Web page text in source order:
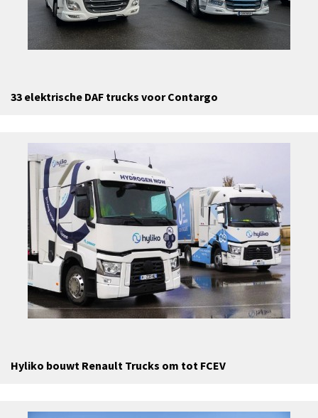
33 elektrische DAF trucks voor Contargo
Hyliko bouwt Renault Trucks om tot FCEV